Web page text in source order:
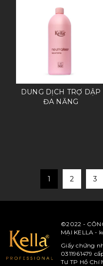
DUNG DỊCH TRỢ DẬP
ĐA NĂNG
1 2 3
©2022 -
MẠI KELLA -
Giấy chứng
0311961479
Tư TP Hồ Chí